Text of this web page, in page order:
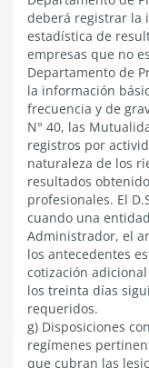
deberá registrar la
estadística de
empresas que no
Departamento de
la información
frecuencia y de
N° 40, las
registros por
naturaleza de los
resultados
profesionales. El
cuando una
Administrador, el
los antecedentes
cotización
los treinta días
requeridos.
g) Disposiciones
regímenes
que cubran las